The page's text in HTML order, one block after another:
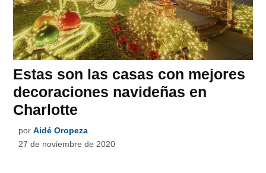
Estas son las casas con mejores
decoraciones navideñas en
Charlotte
por Aidé Oropeza
27 de noviembre de 2020